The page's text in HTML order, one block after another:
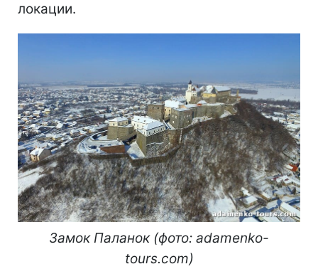
локации.
Замок Паланок (фото: adamenko-
tours.com)